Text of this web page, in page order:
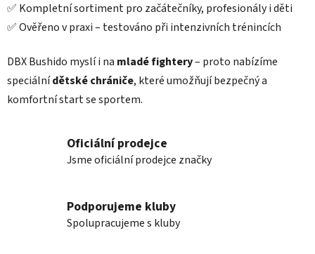
✅ Kompletní sortiment pro začátečníky, profesionály i děti
✅ Ověřeno v praxi – testováno při intenzivních trénincích
DBX Bushido myslí i na mladé fightery– proto nabízíme
speciálnídětské chrániče, které umožňují bezpečný a
komfortní start se sportem.
Oficiální prodejce
Jsme oficiální prodejce značky
Podporujeme kluby
Spolupracujeme s kluby